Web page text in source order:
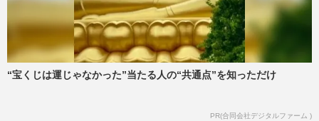
“宝くじは運じゃなかった”当たる人の“共通点”を知っただけ
PR(合同会社デジタルファーム )